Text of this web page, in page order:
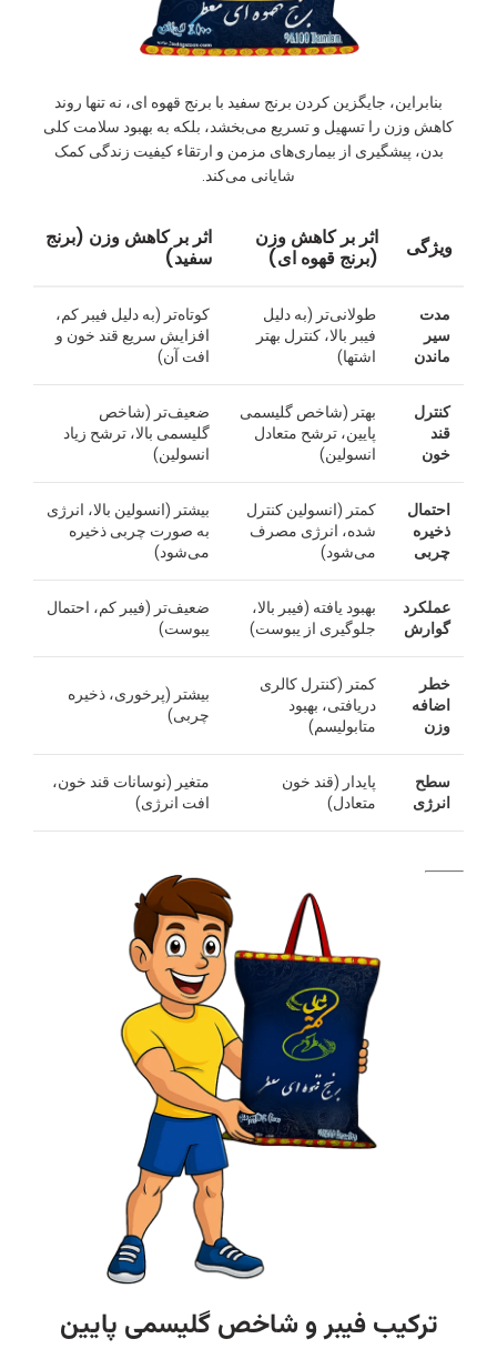
بنابراین، جایگزین کردن برنج سفید با برنج قهوه ای، نه تنها روند
کاهش وزن را تسهیل و تسریع می‌بخشد، بلکه به بهبود سلامت کلی
بدن، پیشگیری از بیماری‌های مزمن و ارتقاء کیفیت زندگی کمک
شایانی می‌کند.
ویژگی
اثر بر کاهش وزن
(برنج قهوه ای)
اثر بر کاهش وزن (برنج
سفید)
مدت
سیر
ماندن
طولانی‌تر (به دلیل
فیبر بالا، کنترل بهتر
اشتها)
کوتاه‌تر (به دلیل فیبر کم،
افزایش سریع قند خون و
افت آن)
کنترل
قند
خون
بهتر (شاخص گلیسمی
پایین، ترشح متعادل
انسولین)
ضعیف‌تر (شاخص
گلیسمی بالا، ترشح زیاد
انسولین)
احتمال
ذخیره
چربی
کمتر (انسولین کنترل
شده، انرژی مصرف
می‌شود)
بیشتر (انسولین بالا، انرژی
به صورت چربی ذخیره
می‌شود)
عملکرد
گوارش
بهبود یافته (فیبر بالا،
جلوگیری از یبوست)
ضعیف‌تر (فیبر کم، احتمال
یبوست)
خطر
اضافه
وزن
کمتر (کنترل کالری
دریافتی، بهبود
متابولیسم)
بیشتر (پرخوری، ذخیره
چربی)
سطح
انرژی
پایدار (قند خون
متعادل)
متغیر (نوسانات قند خون،
افت انرژی)
ترکیب فیبر و شاخص گلیسمی پایین